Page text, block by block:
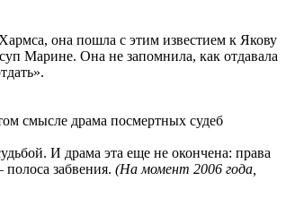
она пошла с этим известием к Якову
Марине. Она не запомнила, как отдавала
смысле драма посмертных судеб
И драма эта еще не окончена: права
забвения. (На момент 2006 года,